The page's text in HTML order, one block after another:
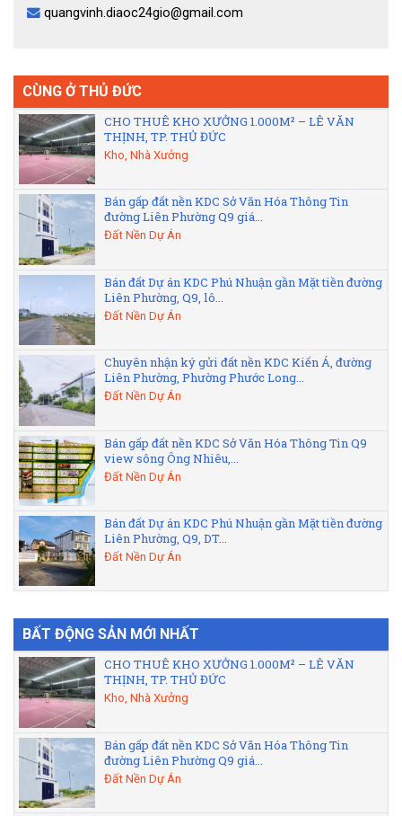
quangvinh.diaoc24gio@gmail.com
CÙNG Ở THỦ ĐỨC
CHO THUÊ KHO XƯỞNG 1.000M² – LÊ VĂN
THỊNH, TP. THỦ ĐỨC
Kho, Nhà Xưởng
Bán gấp đất nền KDC Sở Văn Hóa Thông Tin
đường Liên Phường Q9 giá...
Đất Nền Dự Án
Bán đất Dự án KDC Phú Nhuận gần Mặt tiền đường
Liên Phường, Q9, lô...
Đất Nền Dự Án
Chuyên nhận ký gửi đất nền KDC Kiến Á, đường
Liên Phường, Phường Phước Long...
Đất Nền Dự Án
Bán gấp đất nền KDC Sở Văn Hóa Thông Tin Q9
view sông Ông Nhiêu,...
Đất Nền Dự Án
Bán đất Dự án KDC Phú Nhuận gần Mặt tiền đường
Liên Phường, Q9, DT...
Đất Nền Dự Án
BẤT ĐỘNG SẢN MỚI NHẤT
CHO THUÊ KHO XƯỞNG 1.000M² – LÊ VĂN
THỊNH, TP. THỦ ĐỨC
Kho, Nhà Xưởng
Bán gấp đất nền KDC Sở Văn Hóa Thông Tin
đường Liên Phường Q9 giá...
Đất Nền Dự Án